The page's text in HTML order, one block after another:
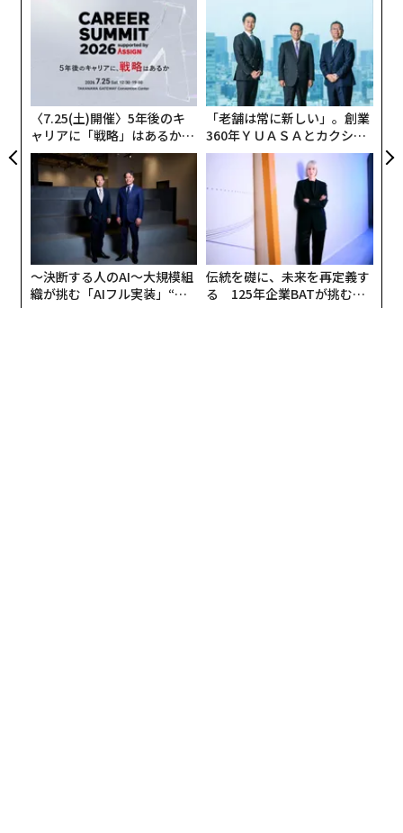
〈7.25(土)開催〉5年後のキ
ャリアに「戦略」はあるか。
トップエグゼクティブのキャ
リアに触れる1日│CAREER S
UMMIT 2026
「老舗は常に新しい」。創業
360年ＹＵＡＳＡとカクシン
CEO田尻望が語る、AIを超え
る人の価値
〜決断する人のAI〜大規模組
織が挑む「AIフル実装」“使
伝統を礎に、未来を再定義す
る 125年企業BATが挑むス